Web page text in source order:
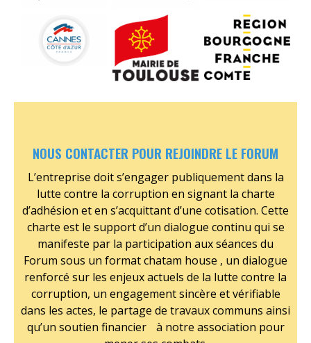
Aucune
légende
Aucune
légende
Aucune
légende
NOUS CONTACTER POUR REJOINDRE LE FORUM
L’entreprise doit s’engager publiquement dans la
lutte contre la corruption en signant la charte
d’adhésion et en s’acquittant d’une cotisation. Cette
charte est le support d’un dialogue continu qui se
manifeste par la participation aux séances du
Forum sous un format chatam house , un dialogue
renforcé sur les enjeux actuels de la lutte contre la
corruption, un engagement sincère et vérifiable
dans les actes, le partage de travaux communs ainsi
qu’un soutien financier à notre association pour